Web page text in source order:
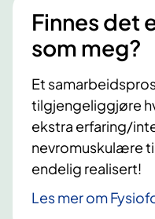
i
k
u
s
p
å
H
a
k
f
r
s
n
i
n
g
s
s
Finnes det
som meg?
Et
tilgjengeliggjøre
ekstra erfaring/
nevromuskulære
endelig realisert!
Les mer om